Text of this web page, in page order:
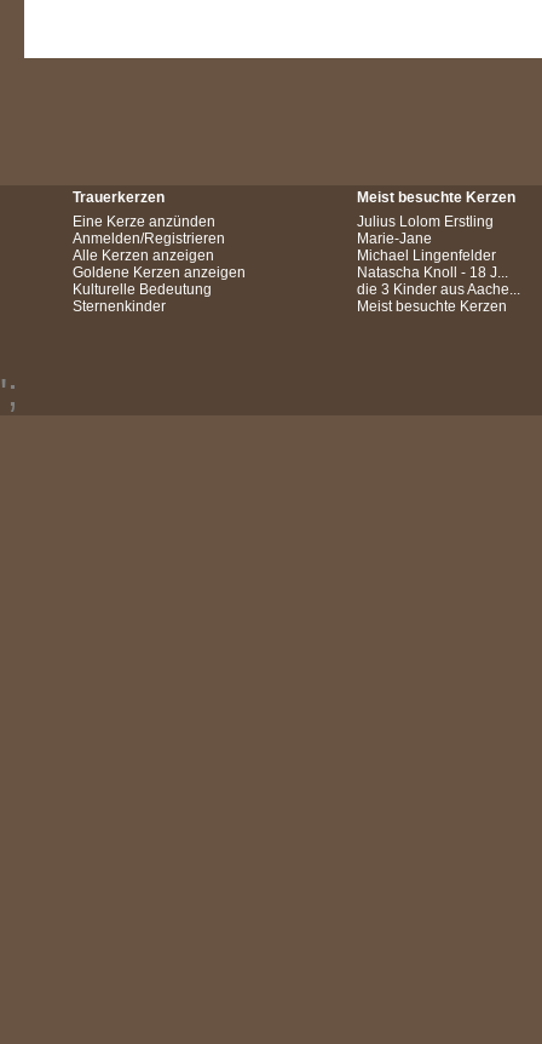
Trauerkerzen
Eine Kerze anzünden
Anmelden/Registrieren
Alle Kerzen anzeigen
Goldene Kerzen anzeigen
Kulturelle Bedeutung
Sternenkinder
Meist besuchte Kerzen
Julius Lolom Erstling
Marie-Jane
Michael Lingenfelder
Natascha Knoll - 18 J...
die 3 Kinder aus Aache...
Meist besuchte Kerzen
';